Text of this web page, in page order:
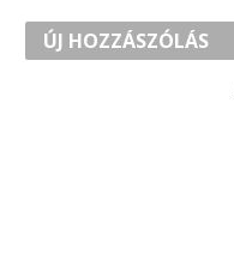
ÚJ HOZZÁSZÓLÁS